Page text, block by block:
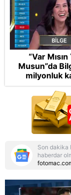
“Var
Musun”da
milyonluk
Son dakika
haberdar